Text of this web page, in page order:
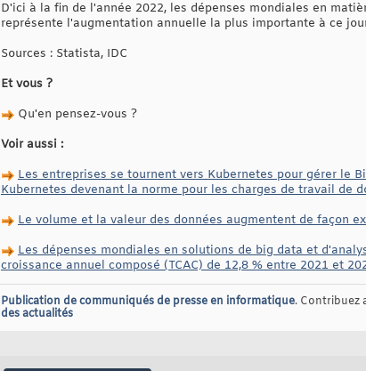
D'ici à la fin de l'année 2022, les dépenses mondiales en
représente l'augmentation annuelle la plus importante à ce
Sources : Statista, IDC
Et vous ?
Qu'en pensez-vous ?
Voir aussi :
Les entreprises se tournent vers Kubernetes pour gérer le
Kubernetes devenant la norme pour les charges de travail de
Le volume et la valeur des données augmentent de façon
Les dépenses mondiales en solutions de big data et
croissance annuel composé (TCAC) de 12,8 % entre 2021 et
Publication de communiqués de presse en informatique. Contribuez
des actualités